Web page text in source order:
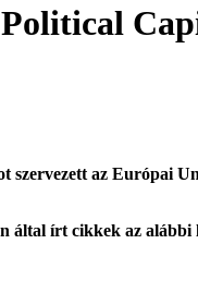
az Európai
által írt cikkek az